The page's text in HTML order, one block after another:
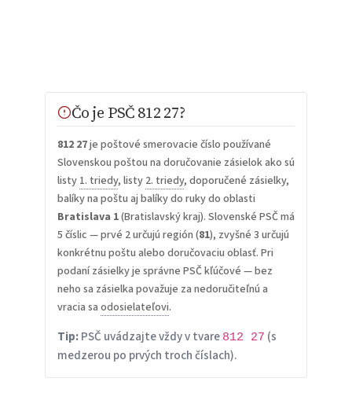
Čo je PSČ 812 27?
812 27je poštové smerovacie číslo používané
Slovenskou poštou na doručovanie zásielok ako sú
listy 1. triedy, listy 2. triedy, doporučené zásielky,
balíky na poštu aj balíky do ruky do oblasti
Bratislava 1(Bratislavský kraj). Slovenské PSČ má
5 číslic — prvé 2 určujú región (81), zvyšné 3 určujú
konkrétnu poštu alebo doručovaciu oblasť. Pri
podaní zásielky je správne PSČ kľúčové — bez
neho sa zásielka považuje za nedoručiteľnú a
vracia sa odosielateľovi.
Tip:PSČ uvádzajte vždy v tvare 812 27 (s
medzerou po prvých troch číslach).